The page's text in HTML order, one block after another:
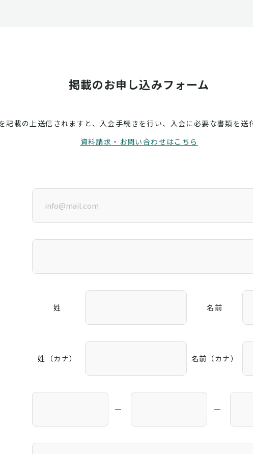
掲載のお申し込みフォーム
記載の上送信されますと、入会手続きを行い、入会に必要な書類を送
資料請求・お問い合わせはこちら
姓 名前
姓（カナ） 名前（カナ）
― ―